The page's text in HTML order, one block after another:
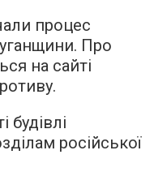
процес
Про
на сайті
будівлі
російської